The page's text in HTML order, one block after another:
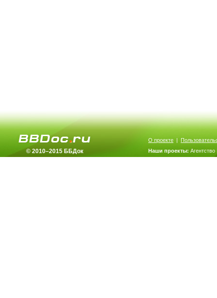
© 2010–2015 ББДок
О проекте |
Наши проекты: